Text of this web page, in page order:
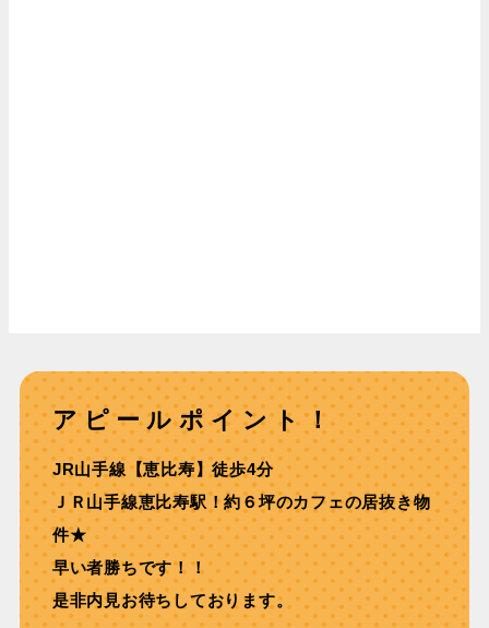
アピールポイント！
JR⼭⼿線【恵⽐寿】徒歩4分
ＪＲ⼭⼿線恵⽐寿駅！約６坪のカフェの居抜き物
件★
早い者勝ちです！！
是非内見お待ちしております。